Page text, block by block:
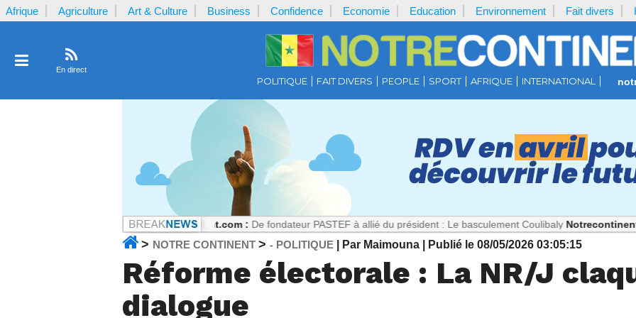
Afrique Agriculture Art & Culture Business Confidence Economie Education Environnement Fait divers
En direct
POLITIQUE FAIT DIVERS PEOPLE SPORT AFRIQUE INTERNATIONAL
Notrecontinent.com : De fondateur PASTEF à allié du président : Le basculement Coulibaly Notrecontinent.com :
> NOTRE CONTINENT > - POLITIQUE | Par Maimouna | Publié le 08/05/2026 03:05:15
Réforme électorale : La NR/J
dialogue